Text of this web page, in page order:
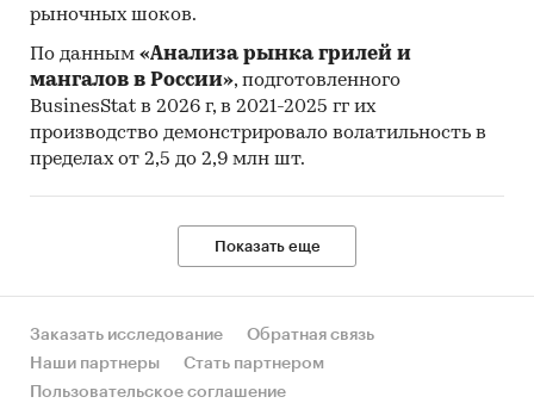
рыночных шоков.
По данным «Анализа рынка грилей и
мангалов в России», подготовленного
BusinesStat в 2026 г, в 2021-2025 гг их
производство демонстрировало волатильность в
пределах от 2,5 до 2,9 млн шт.
Показать еще
Заказать исследование
Обратная связь
Наши партнеры
Стать партнером
Пользовательское соглашение